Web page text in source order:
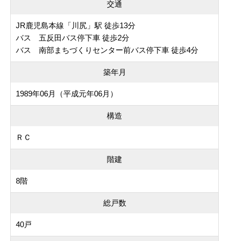
交通
JR鹿児島本線「川尻」駅 徒歩13分
バス 五反田バス停下車 徒歩2分
バス 南部まちづくりセンター前バス停下車 徒歩4分
築年月
1989年06月（平成元年06月）
構造
ＲＣ
階建
8階
総戸数
40戸